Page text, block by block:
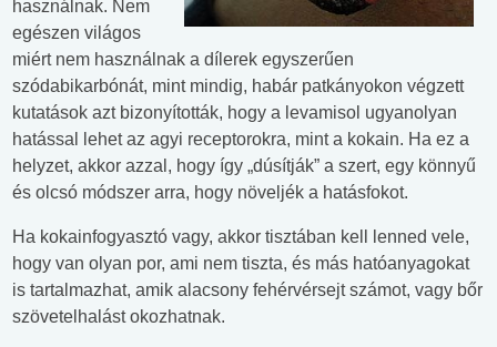
használnak. Nem
egészen világos
miért nem használnak a dílerek egyszerűen
szódabikarbónát, mint mindig, habár patkányokon végzett
kutatások azt bizonyították, hogy a levamisol ugyanolyan
hatással lehet az agyi receptorokra, mint a kokain. Ha ez a
helyzet, akkor azzal, hogy így „dúsítják” a szert, egy könnyű
és olcsó módszer arra, hogy növeljék a hatásfokot.
Ha kokainfogyasztó vagy, akkor tisztában kell lenned vele,
hogy van olyan por, ami nem tiszta, és más hatóanyagokat
is tartalmazhat, amik alacsony fehérvérsejt számot, vagy bőr
szövetelhalást okozhatnak.